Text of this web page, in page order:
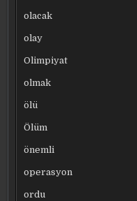
olacak
olay
Olimpiyat
olmak
ölü
Ölüm
önemli
operasyon
ordu